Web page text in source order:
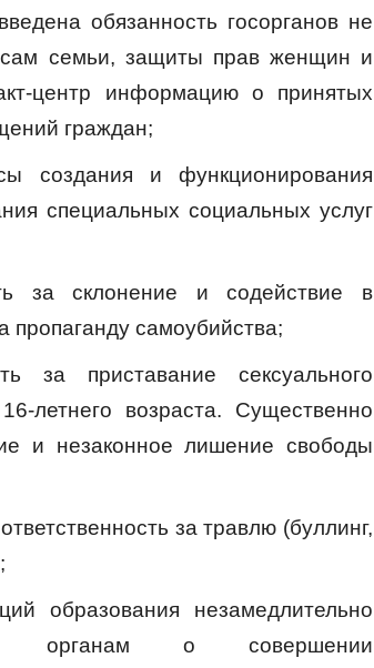
обязанность госорганов не
семьи, защиты прав женщин и
центр информацию о принятых
граждан;
создания и функционирования
специальных социальных услуг
за склонение и содействие в
пропаганду самоубийства;
за приставание сексуального
летнего возраста. Существенно
и незаконное лишение свободы
за травлю (буллинг,
образования незамедлительно
органам о совершении